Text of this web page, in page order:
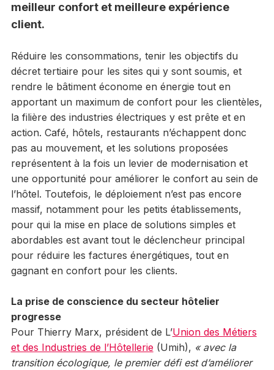
meilleur confort et meilleure expérience
client.
Réduire les consommations, tenir les objectifs du
décret tertiaire pour les sites qui y sont soumis, et
rendre le bâtiment économe en énergie tout en
apportant un maximum de confort pour les clientèles,
la filière des industries électriques y est prête et en
action. Café, hôtels, restaurants n’échappent donc
pas au mouvement, et les solutions proposées
représentent à la fois un levier de modernisation et
une opportunité pour améliorer le confort au sein de
l’hôtel. Toutefois, le déploiement n’est pas encore
massif, notamment pour les petits établissements,
pour qui la mise en place de solutions simples et
abordables est avant tout le déclencheur principal
pour réduire les factures énergétiques, tout en
gagnant en confort pour les clients.
La prise de conscience du secteur hôtelier
progresse
Pour Thierry Marx, président de L’Union des Métiers
et des Industries de l’Hôtellerie(Umih), « avec la
transition écologique, le premier défi est d’améliorer